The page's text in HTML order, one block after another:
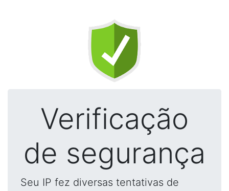
Verificação
de segurança
Seu IP fez diversas tentativas de